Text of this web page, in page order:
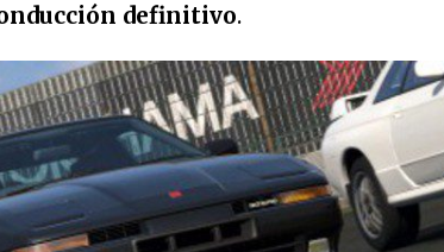
definitivo.